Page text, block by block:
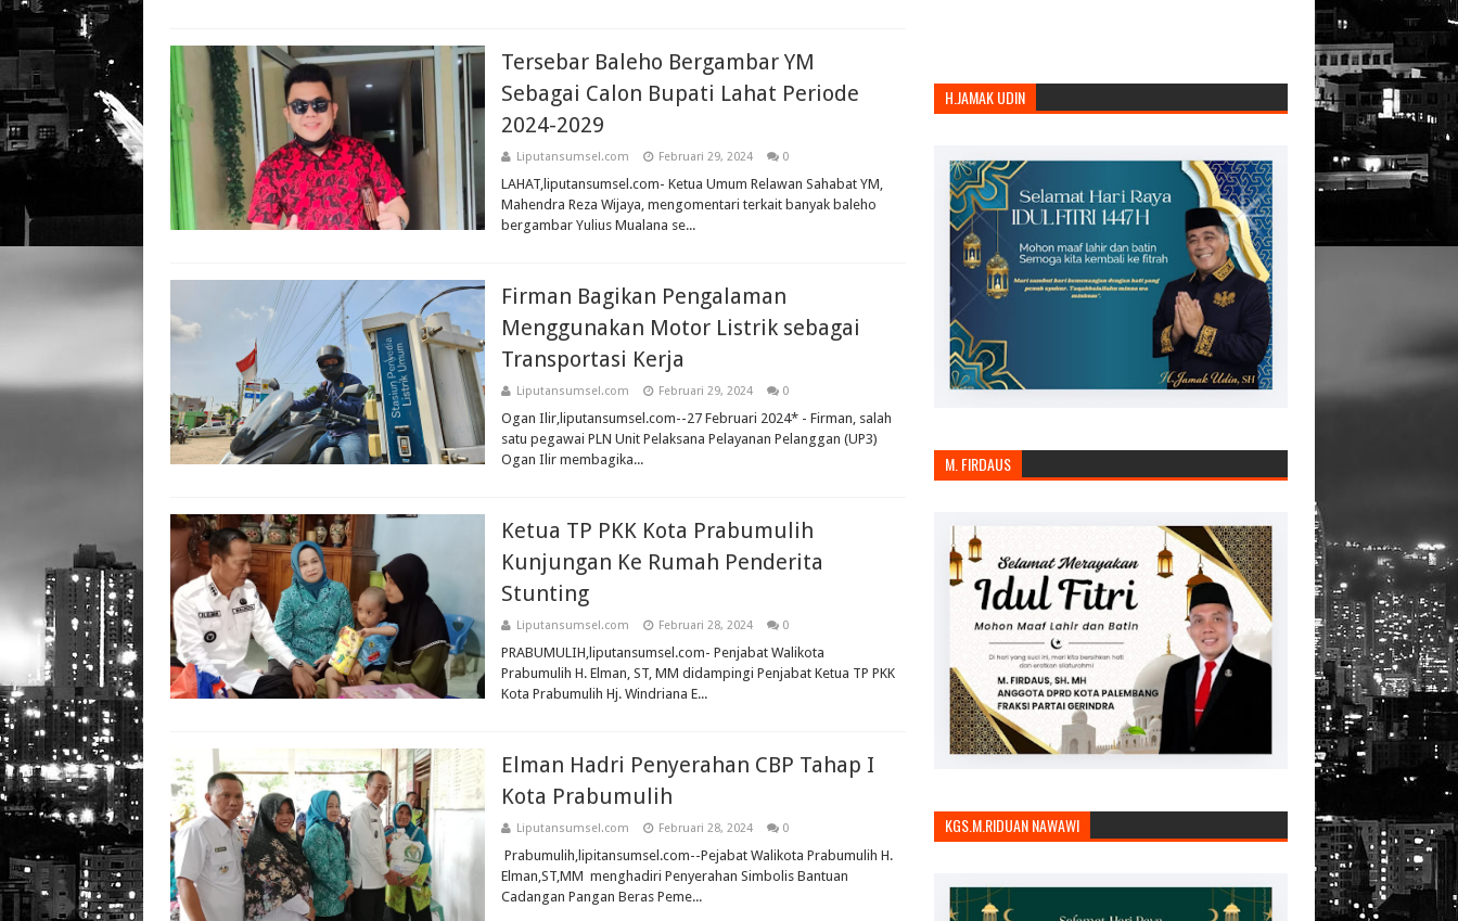
Tersebar Baleho Bergambar YM
Sebagai Calon Bupati Lahat Periode
2024-2029
Liputansumsel.com Februari 29, 2024 0
LAHAT,liputansumsel.com- Ketua Umum Relawan Sahabat YM,
Mahendra Reza Wijaya, mengomentari terkait banyak baleho
bergambar Yulius Mualana se...
Firman Bagikan Pengalaman
Menggunakan Motor Listrik sebagai
Transportasi Kerja
Liputansumsel.com Februari 29, 2024 0
Ogan Ilir,liputansumsel.com--27 Februari 2024* - Firman, salah
satu pegawai PLN Unit Pelaksana Pelayanan Pelanggan (UP3)
Ogan Ilir membagika...
Ketua TP PKK Kota Prabumulih
Kunjungan Ke Rumah Penderita
Stunting
Liputansumsel.com Februari 28, 2024 0
PRABUMULIH,liputansumsel.com- Penjabat Walikota
Prabumulih H. Elman, ST, MM didampingi Penjabat Ketua TP PKK
Kota Prabumulih Hj. Windriana E...
Elman Hadri Penyerahan CBP Tahap I
Kota Prabumulih
Liputansumsel.com Februari 28, 2024 0
Prabumulih,lipitansumsel.com--Pejabat Walikota Prabumulih H.
Elman,ST,MM menghadiri Penyerahan Simbolis Bantuan
Cadangan Pangan Beras Peme...
H.JAMAK UDIN
M. FIRDAUS
KGS.M.RIDUAN NAWAWI